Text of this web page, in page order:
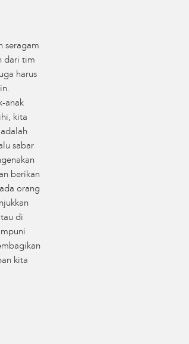
seragam
dari tim
harus
anak
kita
sabar
berikan
orang
di
kita